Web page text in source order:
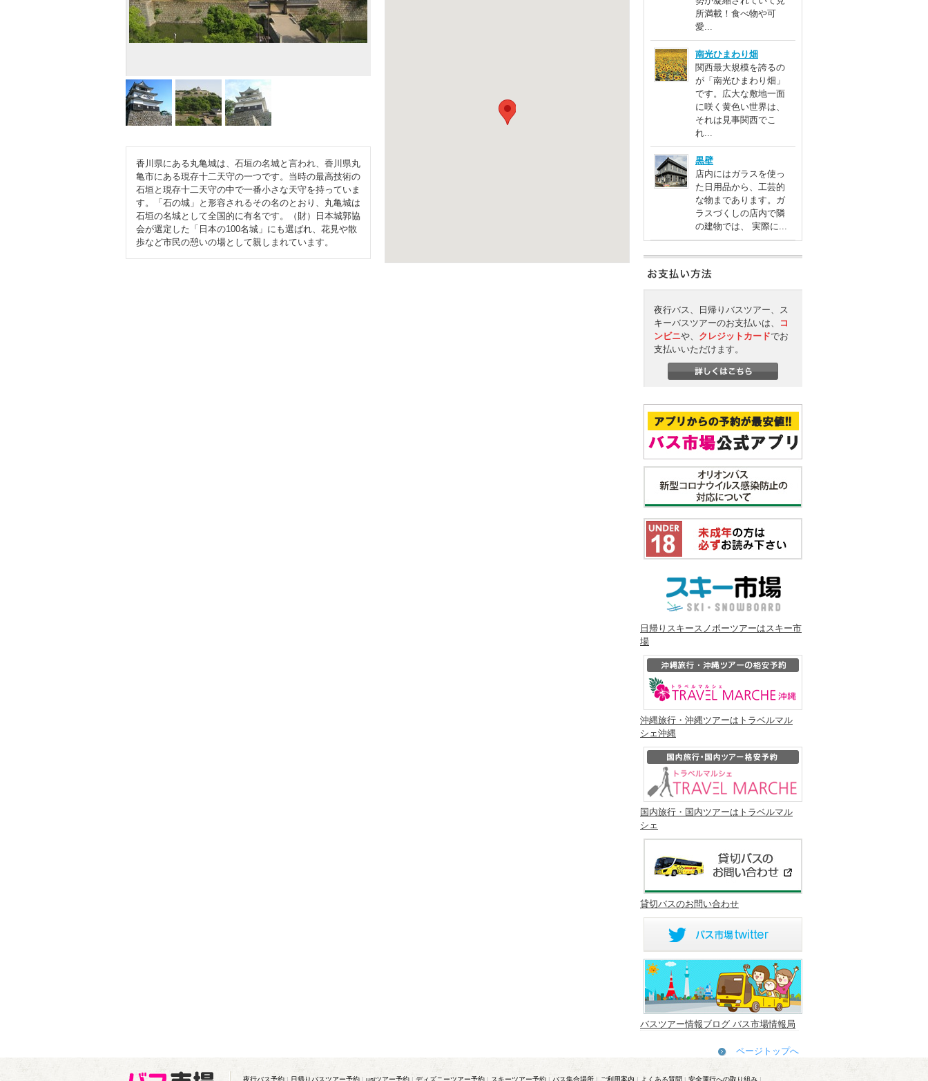
所満載！食べ物や可
愛...
南光ひまわり畑
関西最大規模を誇るの
が「南光ひまわり畑」
です。広大な敷地一面
に咲く黄色い世界は、
それは見事関西でこ
れ...
黒壁
店内にはガラスを使っ
た日用品から、工芸的
な物まであります。ガ
ラスづくしの店内で隣
の建物では、 実際に...
夜行バス、日帰りバスツアー、ス
キーバスツアーのお支払いは、
コ
ンビニや、 クレジットカードでお
支払いいただけます。
日帰りスキースノボーツアーはスキー市
場
沖縄旅行・沖縄ツアーはトラベルマル
シェ沖縄
国内旅行・国内ツアーはトラベルマル
シェ
貸切バスのお問い合わせ
バスツアー情報ブログ バス市場情報局
香川県にある丸亀城は、石垣の名城と言われ、香川県丸
亀市にある現存十二天守の一つです。当時の最高技術の
石垣と現存十二天守の中で一番小さな天守を持っていま
す。「石の城」と形容されるその名のとおり、丸亀城は
石垣の名城として全国的に有名です。（財）日本城郭協
会が選定した「日本の100名城」にも選ばれ、花見や散
歩など市民の憩いの場として親しまれています。
ページトップへ
夜行バス予約 | 日帰りバスツアー予約 | usjツアー予約 | ディズニーツアー予約 | スキーツアー予約 | バス集合場所 | ご利用案内 | よくある質問 | 安全運行への取り組み |